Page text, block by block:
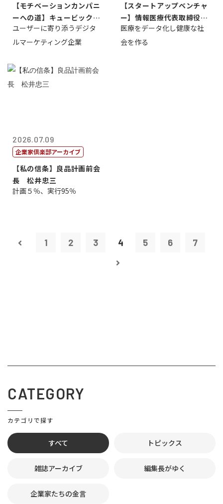
【モチベーションカンパニ
ーへの道】キュービック代
表取締役CE...
ユーザーに寄り添うデジタ
ルマーケティング企業
【スタートアップベンチャ
ー】情報医療代表取締役
原 聖吾
医療をデータ化し健康な社
会を作る
2026.07.09
企業家倶楽部アーカイブ
【私の信条】良品計画前会
長 松井忠三
計画５％、実行95％
1 2 3 4 5 6 7
CATEGORY
カテゴリで探す
すべて トピックス
雑誌アーカイブ 編集長がゆく
企業家たちの金言